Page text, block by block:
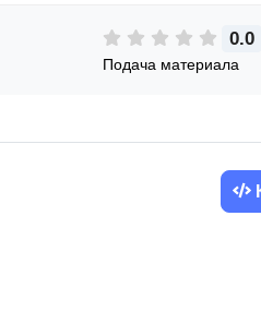
0.0
Подача материала